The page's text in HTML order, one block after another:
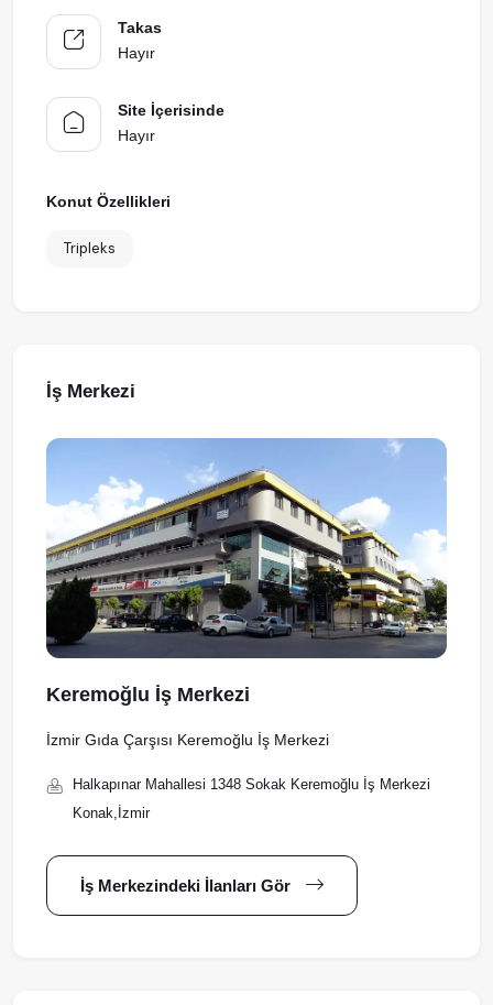
Takas
Hayır
Site İçerisinde
Hayır
Konut Özellikleri
Tripleks
İş Merkezi
Keremoğlu İş Merkezi
İzmir Gıda Çarşısı Keremoğlu İş Merkezi
Halkapınar Mahallesi 1348 Sokak Keremoğlu İş Merkezi
Konak,İzmir
İş Merkezindeki İlanları Gör